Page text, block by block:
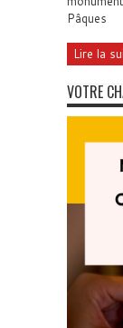
Pâques
Lire la
VOTRE